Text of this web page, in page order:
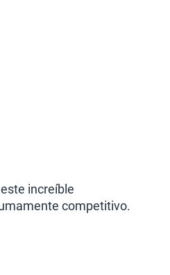
increíble
competitivo.